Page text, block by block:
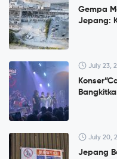
Gempa
Jepang:
July 23,
July 20,
Jepang